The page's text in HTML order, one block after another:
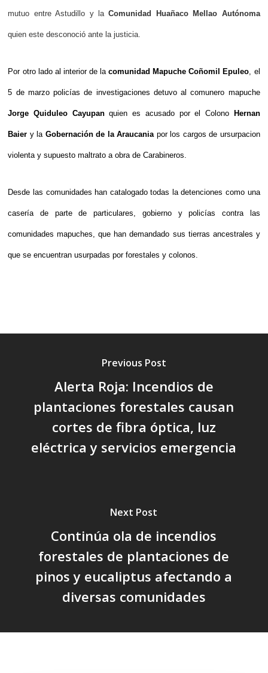
mutuo entre Astudillo y laComunidad Huañaco Mellao Autónoma
quien este desconoció ante la justicia.
Por otro lado al interior de lacomunidad Mapuche Coñomil Epuleo, el
5 de marzo policías de investigaciones detuvo al comunero mapuche
Jorge Quiduleo Cayupanquien es acusado por el Colono Hernan
Baier y la Gobernación de la Araucaniapor los cargos de ursurpacion
violenta y supuesto maltrato a obra de Carabineros.
Desde las comunidades han catalogado todas la detenciones como una
casería de parte de particulares, gobierno y policías contra las
comunidades mapuches, que han demandado sus tierras ancestrales y
que se encuentran usurpadas por forestales y colonos.
Previous Post
Alerta Roja: Incendios de
plantaciones forestales causan
cortes de fibra óptica, luz
eléctrica y servicios emergencia
Next Post
Continúa ola de incendios
forestales de plantaciones de
pinos y eucaliptus afectando a
diversas comunidades